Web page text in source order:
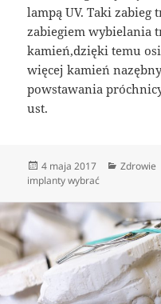
lampą UV. Taki zabieg
zabiegiem wybielania
kamień,dzięki temu
więcej kamień
powstawania
ust.
Data
publikacji
4 maja 2017 Kategorie
Zdrowie
implanty wybrać